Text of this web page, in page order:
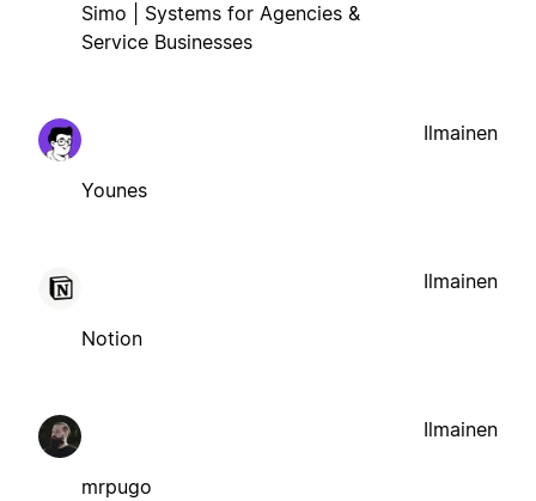
Simo | Systems for Agencies &
Service Businesses
Younes
Ilmainen
Notion
Ilmainen
mrpugo
Ilmainen